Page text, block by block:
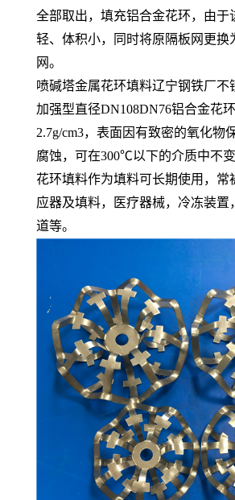
全部取出，填充铝合金花环，由于
轻、体积小，同时将原隔板网更换
网。
喷碱塔金属花环填料辽宁钢铁厂不
加强型直径DN108DN76铝合金花
2.7g/cm3，表面因有致密的氧化物
腐蚀，可在300℃以下的介质中不
花环填料作为填料可长期使用，常
应器及填料，医疗器械，冷冻装置
道等。